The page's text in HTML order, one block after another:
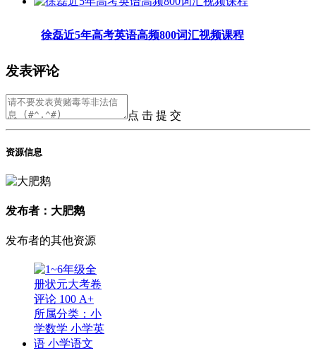
徐磊近5年高考英语高频800词汇视频课程
发表评论
点 击 提 交
资源信息
发布者：大肥鹅
发布者的其他资源